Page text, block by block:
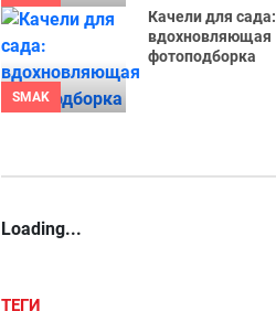
SMAK
Качели для сада:
вдохновляющая
фотоподборка
Loading...
ТЕГИ